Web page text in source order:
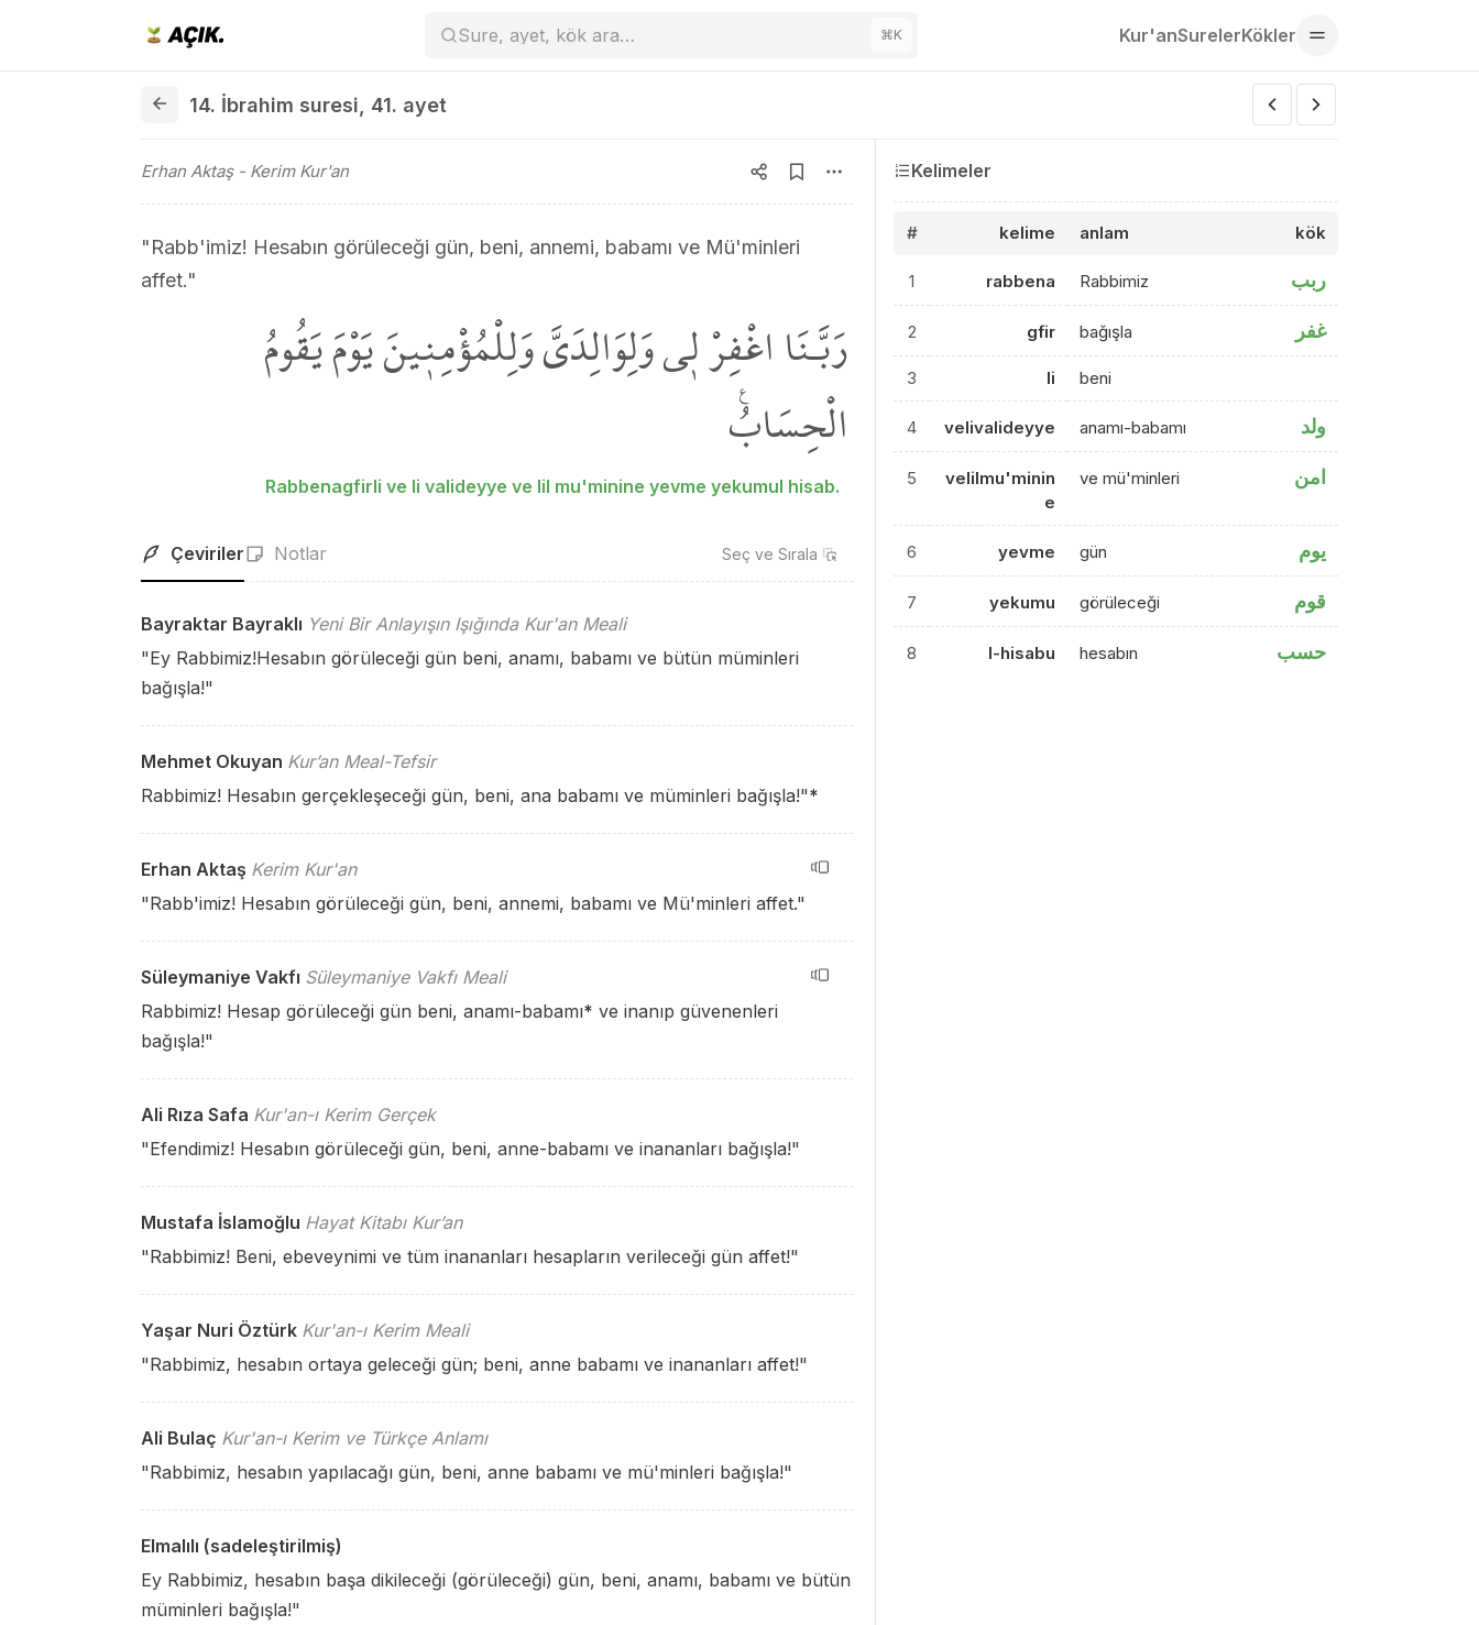
Sure, ayet, kök ara… ⌘K Kur'anSurelerKökler
14. İbrahim suresi 41. ayet
Erhan Aktaş- Kerim Kur'an
"Rabb'imiz! Hesabın görüleceği gün, beni, annemi, babamı ve Mü'minleri
affet."
رَبَّـنَا اغْفِرْ ل۪ي وَلِوَالِدَيَّ وَلِلْمُؤْمِن۪ينَ يَوْمَ يَقُومُ
الْحِسَابُ۟
Rabbenagfirli ve li valideyye ve lil mu'minine yevme yekumul hisab.
Çeviriler Notlar Seç ve Sırala
Bayraktar Bayraklı Yeni Bir Anlayışın Işığında Kur'an Meali
"Ey Rabbimiz!Hesabın görüleceği gün beni, anamı, babamı ve bütün müminleri
bağışla!"
Mehmet Okuyan Kur’an Meal-Tefsir
Rabbimiz! Hesabın gerçekleşeceği gün, beni, ana babamı ve müminleri bağışla!"*
Erhan Aktaş Kerim Kur'an
"Rabb'imiz! Hesabın görüleceği gün, beni, annemi, babamı ve Mü'minleri affet."
Süleymaniye Vakfı Süleymaniye Vakfı Meali
Rabbimiz! Hesap görüleceği gün beni, anamı-babamı* ve inanıp güvenenleri
bağışla!"
Ali Rıza Safa Kur'an-ı Kerim Gerçek
"Efendimiz! Hesabın görüleceği gün, beni, anne-babamı ve inananları bağışla!"
Mustafa İslamoğlu Hayat Kitabı Kur’an
"Rabbimiz! Beni, ebeveynimi ve tüm inananları hesapların verileceği gün affet!"
Yaşar Nuri Öztürk Kur'an-ı Kerim Meali
"Rabbimiz, hesabın ortaya geleceği gün; beni, anne babamı ve inananları affet!"
Ali Bulaç Kur'an-ı Kerim ve Türkçe Anlamı
"Rabbimiz, hesabın yapılacağı gün, beni, anne babamı ve mü'minleri bağışla!"
Elmalılı (sadeleştirilmiş)
Ey Rabbimiz, hesabın başa dikileceği (görüleceği) gün, beni, anamı, babamı ve bütün
müminleri bağışla!"
Kelimeler
# kelime anlam kök
1 rabbena Rabbimiz ربب
2 gfir bağışla غفر
3 li beni
4 velivalideyye anamı-babamı ولد
5
velilmu'minin
e
ve mü'minleri امن
6 yevme gün يوم
7 yekumu görüleceği قوم
8 l-hisabu hesabın حسب